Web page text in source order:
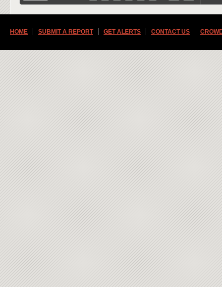
HOME SUBMIT A REPORT GET ALERTS CONTACT US